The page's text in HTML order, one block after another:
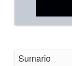
Sumario